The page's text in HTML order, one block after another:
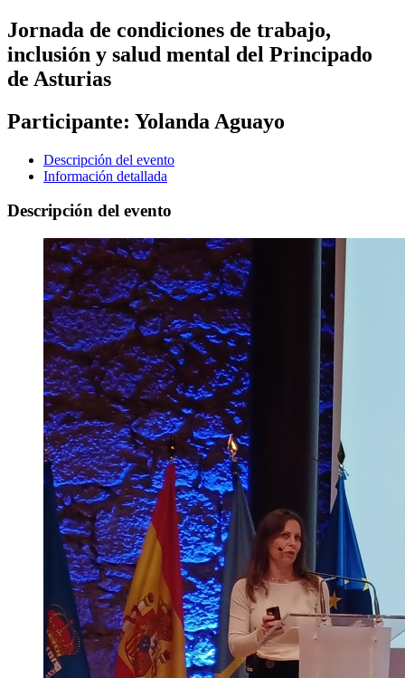
Jornada de condiciones de trabajo,
inclusión y salud mental del Principado
de Asturias
Participante: Yolanda Aguayo
Descripción del evento
Información detallada
Descripción del evento